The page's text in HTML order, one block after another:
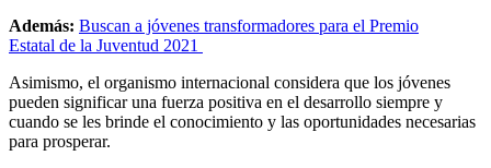
Además: Buscan a jóvenes transformadores para el Premio
Estatal de la Juventud 2021
Asimismo, el organismo internacional considera que los jóvenes
pueden significar una fuerza positiva en el desarrollo siempre y
cuando se les brinde el conocimiento y las oportunidades necesarias
para prosperar.